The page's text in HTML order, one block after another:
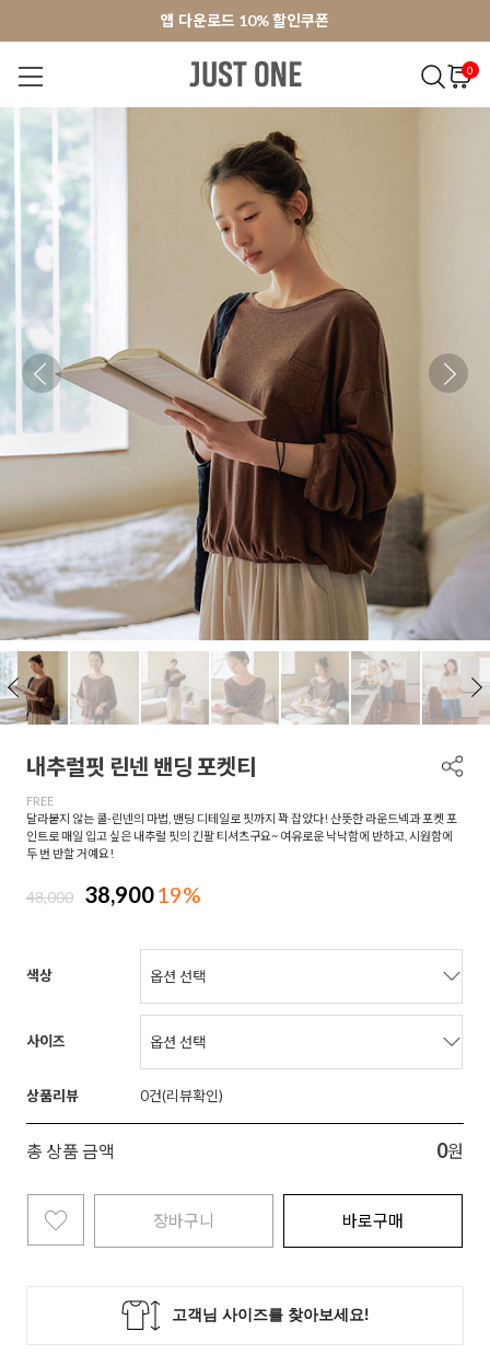
앱 다운로드 10% 할인쿠폰
회원가입 쿠폰 3000원
앱 다운로드 10% 할인쿠폰
회원가입 쿠폰 3000원
0
NEW 7% MADE . J
내추럴핏 린넨 밴딩 포켓티
FREE
달라붙지 않는 쿨-린넨의 마법, 밴딩 디테일로 핏까지 꽉 잡았다! 산뜻한 라운드넥과 포켓 포
인트로 매일 입고 싶은 내추럴 핏의 긴팔 티셔츠구요~ 여유로운 낙낙함에 반하고, 시원함에
두 번 반할 거예요!
48,000 38,90019%
색상
사이즈
상품리뷰 0
총 상품 금액 0원
장바구니 바로구매